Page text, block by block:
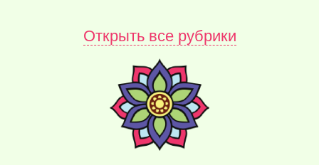
Открыть все рубрики